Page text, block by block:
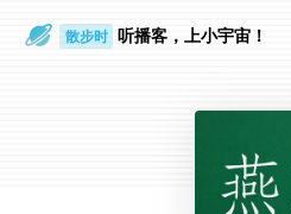
散步时 听播客，上小宇宙！